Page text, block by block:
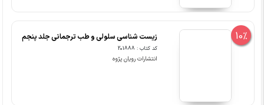
10% زیست شناسی سلولی و طب ترجمانی جلد پنجم
کد کتاب : 201888
انتشارات رویان پژوه